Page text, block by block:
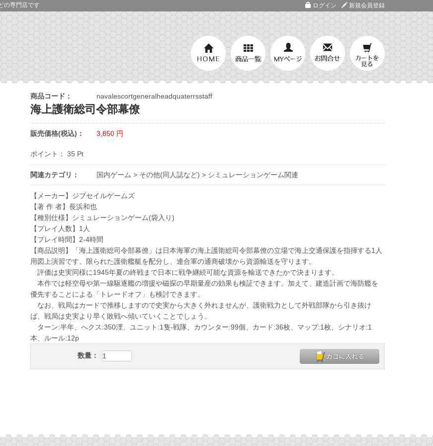
の専門店です ログイン 新規会員登録
商品コード： navalescortgeneralheadquaterrsstaff
海上護衛総司令部幕僚
販売価格(税込)： 3,850 円
ポイント： 35 Pt
関連カテゴリ： 国内ゲーム > その他(同人誌など) > シミュレーションゲーム関連
【メーカー】ジブセイルゲームズ
【著 作 者】長浜和也
【種別仕様】シミュレーションゲーム(袋入り)
【プレイ人数】1人
【プレイ時間】2-4時間
【商品説明】「海上護衛総司令部幕僚」は日本海軍の海上護衛総司令部幕僚の立場で海上交通保護を指揮する1人
用図上演習です。限られた護衛艦艇を配分し、連合軍の通商破壊から資源輸送を守ります。
評価は史実同様に1945年夏の終戦まで日本に戦争継続可能な資源を輸送できたかで決まります。
本作では軽空母や第一線駆逐艦の増援や磁探の早期量産の効果も検証できます。加えて、建造計画で海防艦を
優先することによる「トレードオフ」も検討できます。
なお、戦局はカードで推移しますので史実から大きく外れませんが、護衛戦力として外戦部隊から引き抜け
ば、戦局は史実より早く敗戦へ傾いていくことでしょう。
ターン:半年、へクス:350浬、ユニット:1隻-戦隊、カウンター:99個、カード:36枚、マップ:1枚、シナリオ:1
本、ルール:12p
数量：